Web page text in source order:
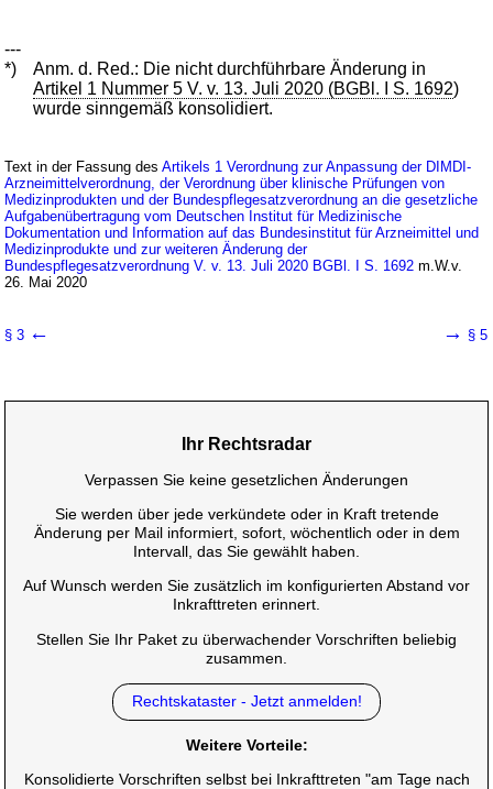
---
*)
Anm. d. Red.: Die nicht durchführbare Änderung in
Artikel 1 Nummer 5 V. v. 13. Juli 2020 (BGBl. I S. 1692)
wurde sinngemäß konsolidiert.
Text in der Fassung desArtikels 1 Verordnung zur Anpassung der DIMDI-
Arzneimittelverordnung, der Verordnung über klinische Prüfungen von
Medizinprodukten und der Bundespflegesatzverordnung an die gesetzliche
Aufgabenübertragung vom Deutschen Institut für Medizinische
Dokumentation und Information auf das Bundesinstitut für Arzneimittel und
Medizinprodukte und zur weiteren Änderung der
Bundespflegesatzverordnung V. v. 13. Juli 2020 BGBl. I S. 1692 m.W.v.
26. Mai 2020
§ 3 ← → § 5
Ihr Rechtsradar
Verpassen Sie keine gesetzlichen Änderungen
Sie werden über jede verkündete oder in Kraft tretende
Änderung per Mail informiert, sofort, wöchentlich oder in dem
Intervall, das Sie gewählt haben.
Auf Wunsch werden Sie zusätzlich im konfigurierten Abstand vor
Inkrafttreten erinnert.
Stellen Sie Ihr Paket zu überwachender Vorschriften beliebig
zusammen.
Rechtskataster - Jetzt anmelden!
Weitere Vorteile:
Konsolidierte Vorschriften selbst bei Inkrafttreten "am Tage nach